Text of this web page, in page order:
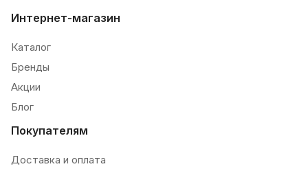
Интернет-магазин
Каталог
Бренды
Акции
Блог
Покупателям
Доставка и оплата